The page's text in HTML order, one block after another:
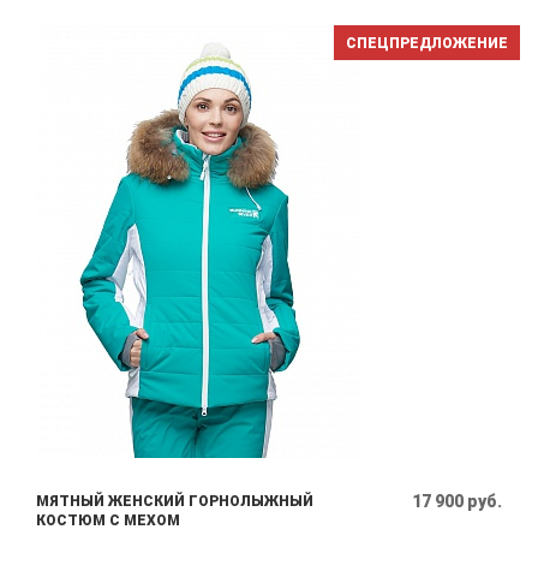
СПЕЦПРЕДЛОЖЕНИЕ
МЯТНЫЙ ЖЕНСКИЙ ГОРНОЛЫЖНЫЙ
КОСТЮМ С МЕХОМ
17 900 руб.